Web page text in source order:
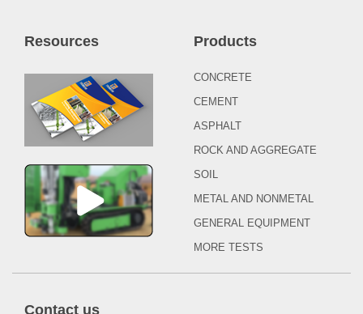
Resources Products
CONCRETE
CEMENT
ASPHALT
ROCK AND AGGREGATE
SOIL
METAL AND NONMETAL
GENERAL EQUIPMENT
MORE TESTS
Contact us